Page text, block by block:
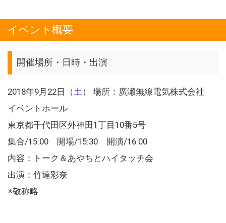
イベント概要
開催場所・日時・出演
2018年9月22日（土） 場所：廣瀬無線電気株式会社
イベントホール
東京都千代田区外神田1丁目10番5号
集合/15:00 開場/15:30 開演/16:00
内容：トーク＆あやちとハイタッチ会
出演：竹達彩奈
※敬称略